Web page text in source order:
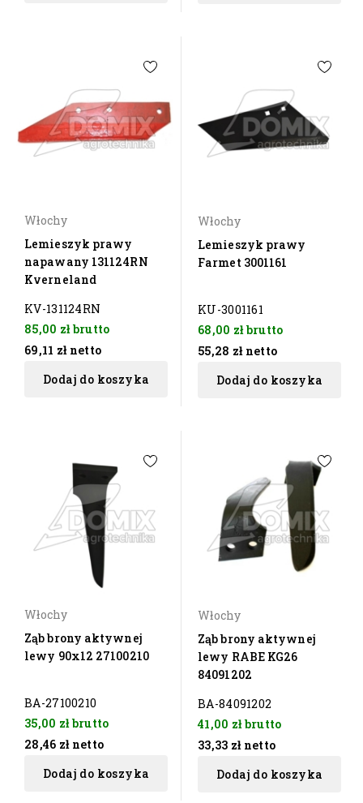
Włochy
Lemieszyk prawy
napawany 131124RN
Kverneland
KV-131124RN
85,00 złbrutto
69,11 zł netto
Dodaj do koszyka
Włochy
Lemieszyk prawy
Farmet 3001161
KU-3001161
68,00 złbrutto
55,28 zł netto
Dodaj do koszyka
Włochy
Ząb brony aktywnej
lewy 90x12 27100210
BA-27100210
35,00 złbrutto
28,46 zł netto
Dodaj do koszyka
Włochy
Ząb brony aktywnej
lewy RABE KG26
84091202
BA-84091202
41,00 złbrutto
33,33 zł netto
Dodaj do koszyka